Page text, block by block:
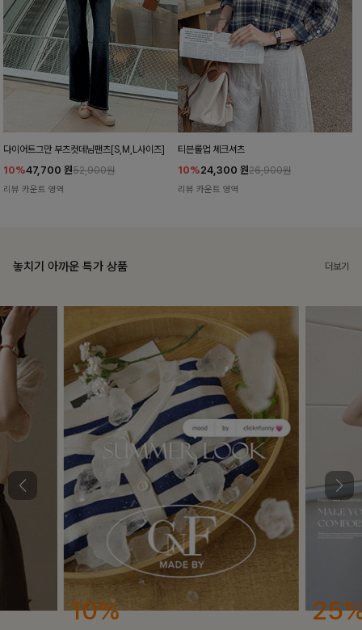
다이어트그만 부츠컷데님팬츠[S,M,L사이즈]
10%47,700 원52,900원
리뷰 카운트 영역
티븐롤업 체크셔츠
10%24,300 원26,900원
리뷰 카운트 영역
놓치기 아까운 특가 상품 더보기
25% 10%